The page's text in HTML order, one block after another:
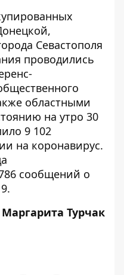
Севастополя
проводились
областными
на утро 30
9 102
на коронавирус.
сообщений о
Маргарита Турчак